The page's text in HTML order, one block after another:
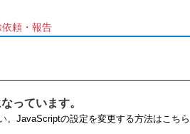
頼・報告